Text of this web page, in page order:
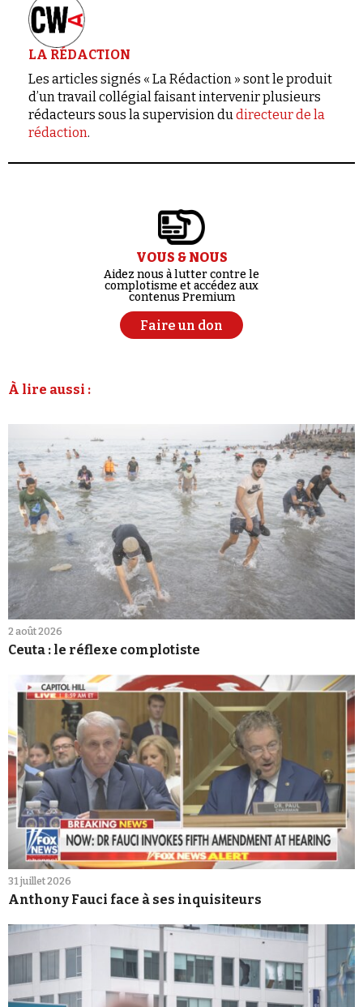
LA RÉDACTION
Les articles signés « La Rédaction » sont le produit
d’un travail collégial faisant intervenir plusieurs
rédacteurs sous la supervision dudirecteur de la
rédaction.
VOUS & NOUS
Aidez nous à lutter contre le
complotisme et accédez aux
contenus Premium
Faire un don
À lire aussi :
2 août 2026
Ceuta : le réflexe complotiste
31 juillet 2026
Anthony Fauci face à ses inquisiteurs